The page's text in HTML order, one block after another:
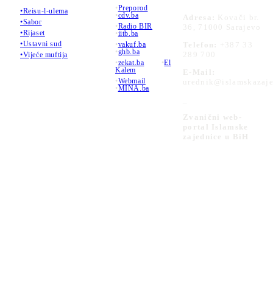
•Reisu-l-ulema
•Sabor
•Rijaset
•Ustavni sud
•Vijeće muftija
•Preporod
•cdv.ba
•Radio BIR
•iitb.ba
•vakuf.ba
•ghb.ba
•zekat.ba •El
Kalem
•Webmail
•MINA.ba
Adresa:
Kovači br.
36, 71000 Sarajevo
Telefon:
+387 33
289 700
E-Mail:
Zvanični web-
portal Islamske
zajednice u BiH